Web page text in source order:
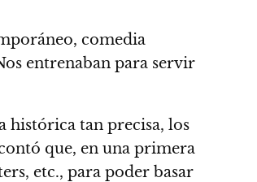
comedia
entrenaban para servir
histórica tan precisa, los
que, en una primera
etc., para poder basar